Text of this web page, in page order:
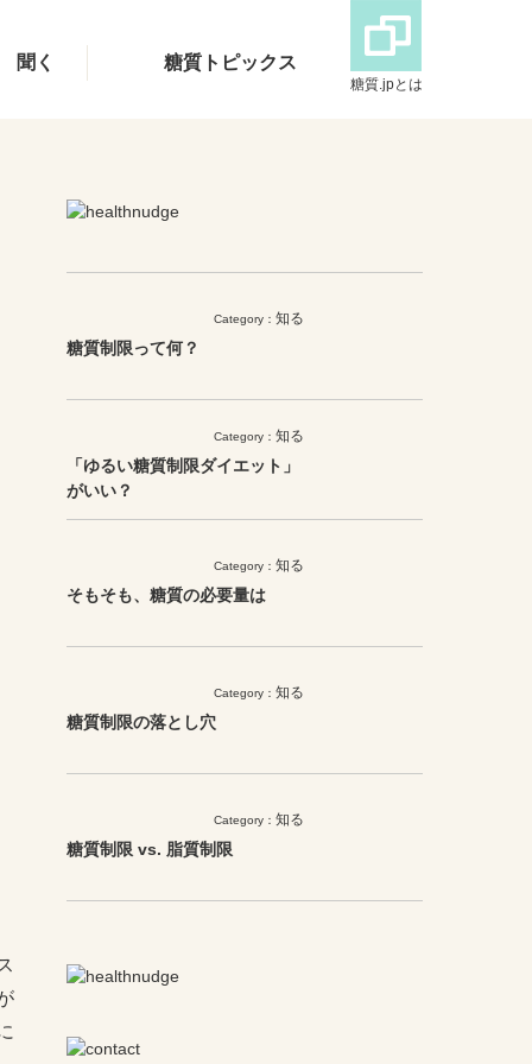
聞く 糖質トピックス
糖質.jpとは
Category： 知る
糖質制限って何？
Category： 知る
「ゆるい糖質制限ダイエット」
がいい？
Category： 知る
そもそも、糖質の必要量は
Category： 知る
糖質制限の落とし穴
Category： 知る
糖質制限 vs. 脂質制限